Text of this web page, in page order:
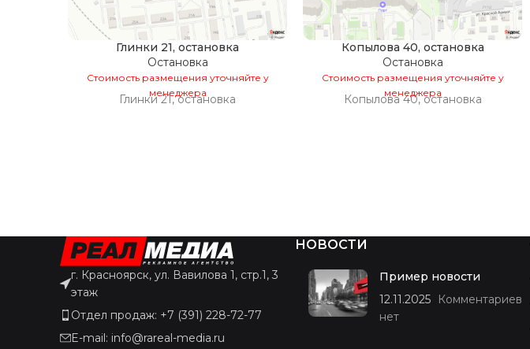
Глинки 21, остановка
Остановка
Стоимость размещения уточняйте у
менеджера
Глинки 21, остановка
Копылова 40, остановка
Остановка
Стоимость размещения уточняйте у
менеджера
Копылова 40, остановка
г. Красноярск, ул. Вавилова 1, стр.1, 3
этаж
Отдел продаж: +7 (391) 228-72-77
E-mail: info@rareal-media.ru
НОВОСТИ
Пример новости
12.11.2025
Комментариев
нет